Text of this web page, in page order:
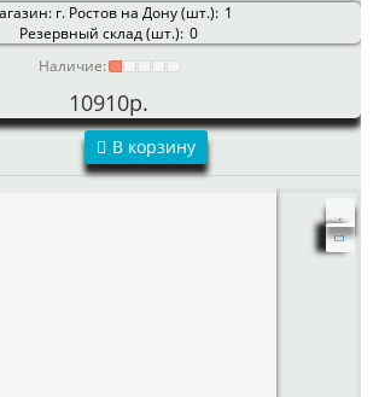
г. Ростов на Дону (шт.): 1
Резервный склад (шт.): 0
Наличие:
10910р.
В корзину